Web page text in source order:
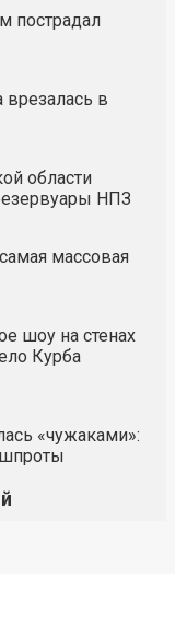
пострадал
врезалась в
области
НПЗ
массовая
шоу на стенах
Курба
«чужаками»:
шпроты